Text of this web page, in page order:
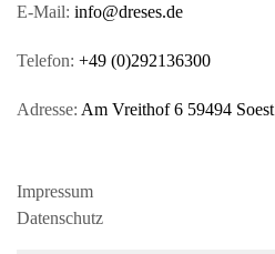
E-Mail: info@dreses.de
Telefon: +49 (0)292136300
Adresse: Am Vreithof 6 59494 Soest
Impressum
Datenschutz